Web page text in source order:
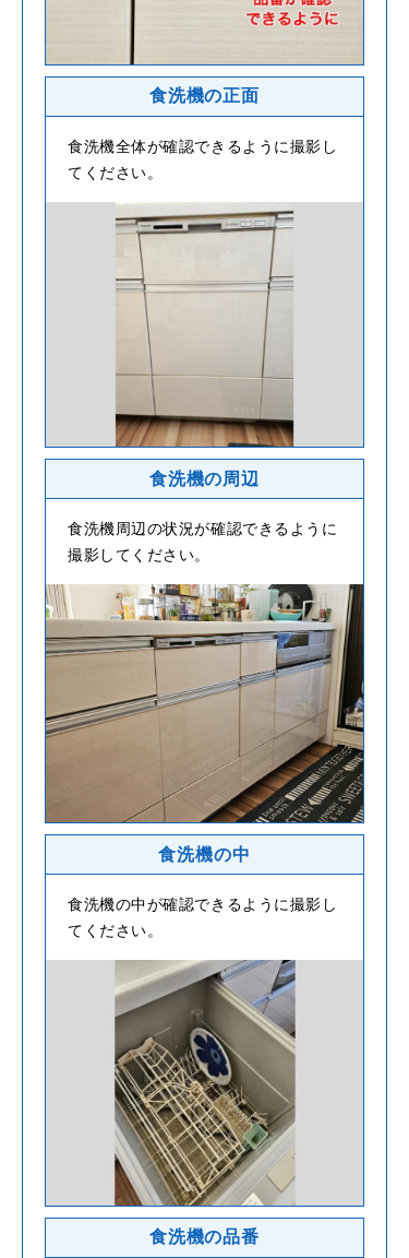
食洗機の正面
食洗機全体が確認できるように撮影し
てください。
食洗機の周辺
食洗機周辺の状況が確認できるように
撮影してください。
食洗機の中
食洗機の中が確認できるように撮影し
てください。
食洗機の品番